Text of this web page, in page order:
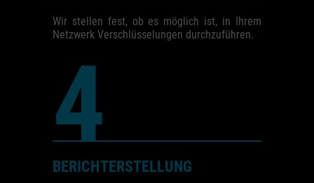
Wir stellen fest, ob es möglich ist, in Ihrem
Netzwerk Verschlüsselungen durchzuführen.
4
BERICHTERSTELLUNG